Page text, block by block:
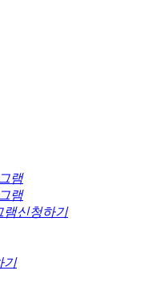
램
램
램신청하기
기